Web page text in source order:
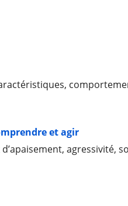
et agir
agressivité,